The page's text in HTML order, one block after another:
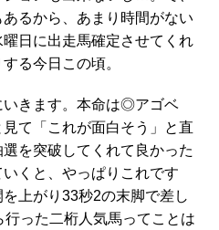
るから、あまり時間がない
日に出走馬確定させてくれ
る今日この頃。
きます。本命は◎アゴベ
て「これが面白そう」と直
を突破してくれて良かった
くと、やっぱりこれです
上がり33秒2の末脚で差し
った二桁人気馬ってことは